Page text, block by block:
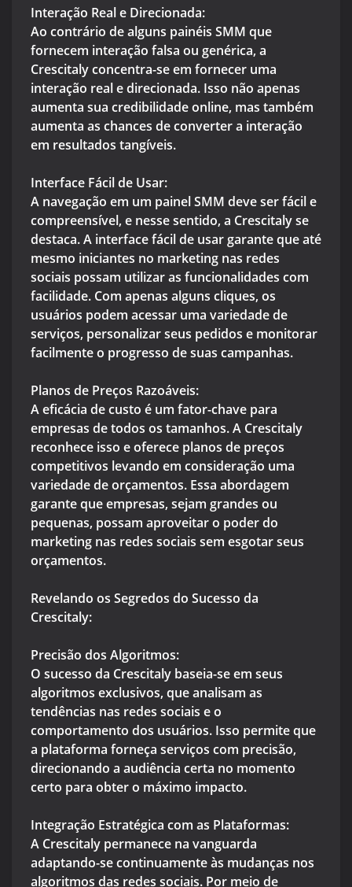
Interação Real e Direcionada:
Ao contrário de alguns painéis SMM que
fornecem interação falsa ou genérica, a
Crescitaly concentra-se em fornecer uma
interação real e direcionada. Isso não apenas
aumenta sua credibilidade online, mas também
aumenta as chances de converter a interação
em resultados tangíveis.
Interface Fácil de Usar:
A navegação em um painel SMM deve ser fácil e
compreensível, e nesse sentido, a Crescitaly se
destaca. A interface fácil de usar garante que até
mesmo iniciantes no marketing nas redes
sociais possam utilizar as funcionalidades com
facilidade. Com apenas alguns cliques, os
usuários podem acessar uma variedade de
serviços, personalizar seus pedidos e monitorar
facilmente o progresso de suas campanhas.
Planos de Preços Razoáveis:
A eficácia de custo é um fator-chave para
empresas de todos os tamanhos. A Crescitaly
reconhece isso e oferece planos de preços
competitivos levando em consideração uma
variedade de orçamentos. Essa abordagem
garante que empresas, sejam grandes ou
pequenas, possam aproveitar o poder do
marketing nas redes sociais sem esgotar seus
orçamentos.
Revelando os Segredos do Sucesso da
Crescitaly:
Precisão dos Algoritmos:
O sucesso da Crescitaly baseia-se em seus
algoritmos exclusivos, que analisam as
tendências nas redes sociais e o
comportamento dos usuários. Isso permite que
a plataforma forneça serviços com precisão,
direcionando a audiência certa no momento
certo para obter o máximo impacto.
Integração Estratégica com as Plataformas:
A Crescitaly permanece na vanguarda
adaptando-se continuamente às mudanças nos
algoritmos das redes sociais. Por meio de